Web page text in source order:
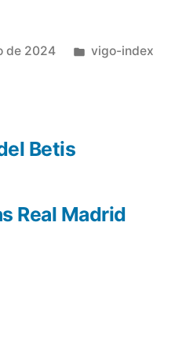
de 2024
Publicado
vigo-index
Real Madrid
Betis